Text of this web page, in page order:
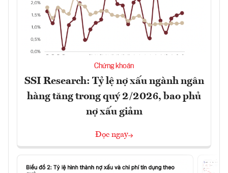
Chứng khoán
SSI Research: Tỷ lệ nợ xấu ngành ngân
hàng tăng trong quý 2/2026, bao phủ
nợ xấu giảm
Đọc ngay